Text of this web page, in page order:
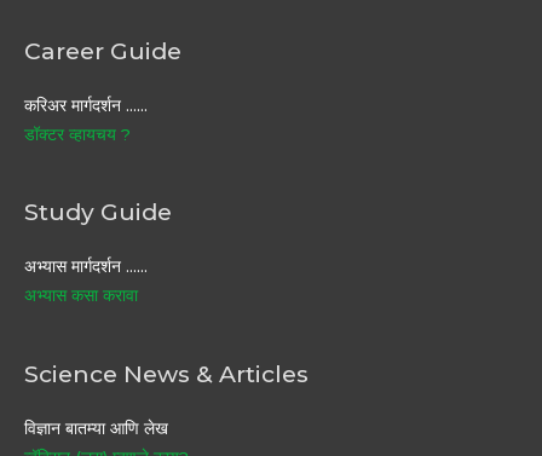
Career Guide
करिअर मार्गदर्शन ……
डॉक्टर व्हायचय ?
Study Guide
अभ्यास मार्गदर्शन ……
अभ्यास कसा करावा
Science News & Articles
विज्ञान बातम्या आणि लेख